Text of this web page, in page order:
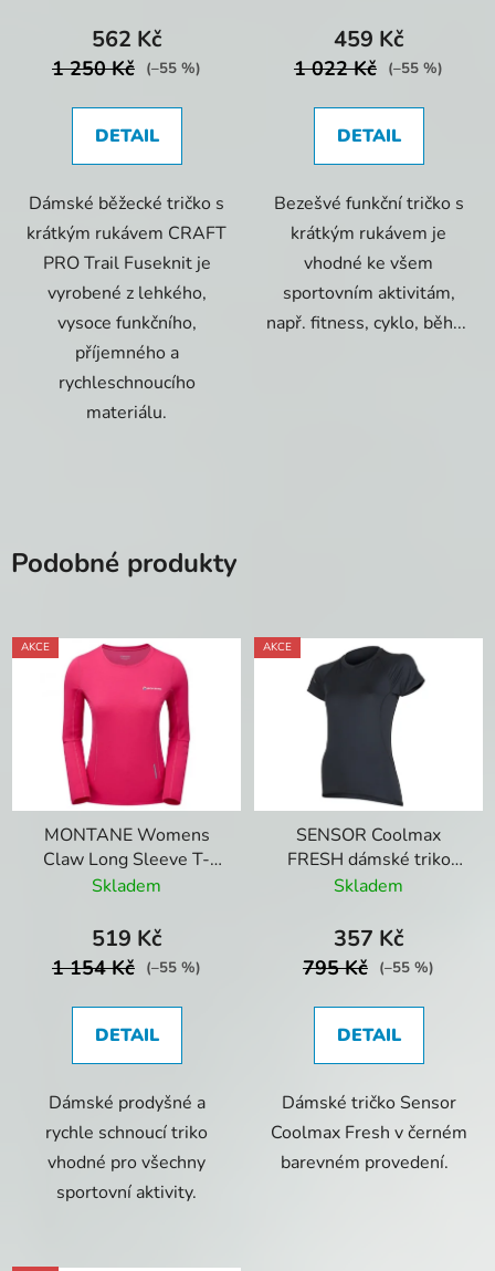
562 Kč
1 250 Kč (–55 %)
DETAIL
Dámské běžecké tričko s
krátkým rukávem CRAFT
PRO Trail Fuseknit je
vyrobené z lehkého,
vysoce funkčního,
příjemného a
rychleschnoucího
materiálu.
459 Kč
1 022 Kč (–55 %)
DETAIL
Bezešvé funkční tričko s
krátkým rukávem je
vhodné ke všem
sportovním aktivitám,
např. fitness, cyklo, běh...
Podobné produkty
AKCE
MONTANE Womens
Claw Long Sleeve T-
Shirt Pink
Skladem
519 Kč
1 154 Kč (–55 %)
DETAIL
Dámské prodyšné a
rychle schnoucí triko
vhodné pro všechny
sportovní aktivity.
AKCE
SENSOR Coolmax
FRESH dámské triko
kr.rukáv černá
Skladem
357 Kč
795 Kč (–55 %)
DETAIL
Dámské tričko Sensor
Coolmax Fresh v černém
barevném provedení.